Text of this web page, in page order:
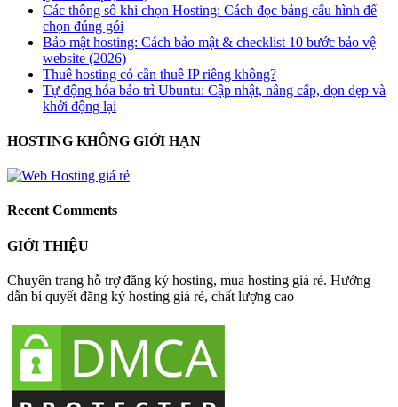
Các thông số khi chọn Hosting: Cách đọc bảng cấu hình để
chọn đúng gói
Bảo mật hosting: Cách bảo mật & checklist 10 bước bảo vệ
website (2026)
Thuê hosting có cần thuê IP riêng không?
Tự động hóa bảo trì Ubuntu: Cập nhật, nâng cấp, dọn dẹp và
khởi động lại
HOSTING KHÔNG GIỚI HẠN
Recent Comments
GIỚI THIỆU
Chuyên trang hỗ trợ đăng ký hosting, mua hosting giá rẻ. Hướng
dẫn bí quyết đăng ký hosting giá rẻ, chất lượng cao